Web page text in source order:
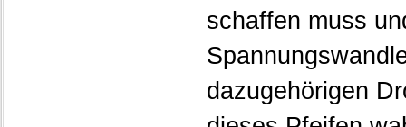
schaffen muss
dazugehörigen